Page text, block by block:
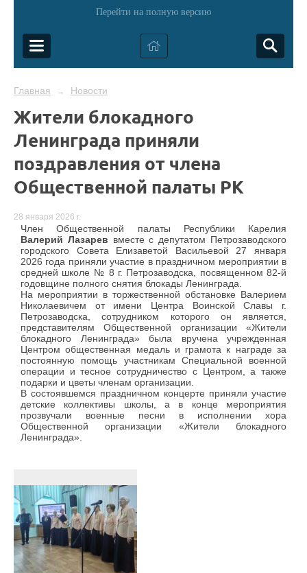
Перейти на полную версию
Главная → Новости
Жители блокадного
Ленинграда приняли
поздравления от члена
Общественной палаты РК
28 января 2026 г.
Член Общественной палаты Республики Карелия
Валерий Лазарев вместе с депутатом Петрозаводского
городского Совета Елизаветой Васильевой 27 января
2026 года приняли участие в праздничном мероприятии в
средней школе № 8 г. Петрозаводска, посвященном 82-й
годовщине полного снятия блокады Ленинграда.
На мероприятии в торжественной обстановке Валерием
Николаевичем от имени Центра Воинской Славы г.
Петрозаводска, сотрудником которого он является,
представителям Общественной организации «Жители
блокадного Ленинграда» была вручена учрежденная
Центром общественная медаль и грамота к награде за
постоянную помощь участникам Специальной военной
операции и тесное сотрудничество с Центром, а также
подарки и цветы членам организации.
В состоявшемся праздничном концерте приняли участие
детские коллективы школы, а в конце мероприятия
прозвучали военные песни в исполнении хора
Общественной организации «Жители блокадного
Ленинграда».